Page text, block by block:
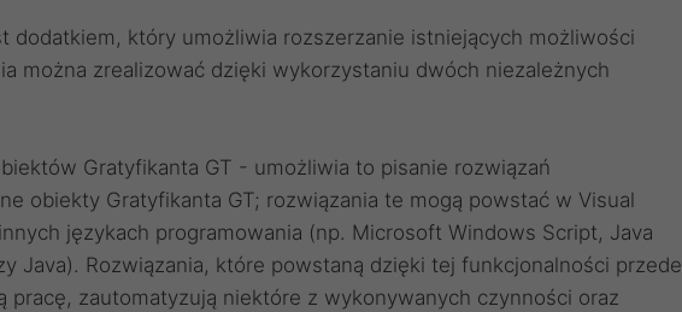
dodatkiem, który umożliwia rozszerzanie istniejących możliwości
można zrealizować dzięki wykorzystaniu dwóch niezależnych
Gratyfikanta GT - umożliwia to pisanie rozwiązań
obiekty Gratyfikanta GT; rozwiązania te mogą powstać w Visual
językach programowania (np. Microsoft Windows Script, Java
Java). Rozwiązania, które powstaną dzięki tej funkcjonalności przede
pracę, zautomatyzują niektóre z wykonywanych czynności oraz